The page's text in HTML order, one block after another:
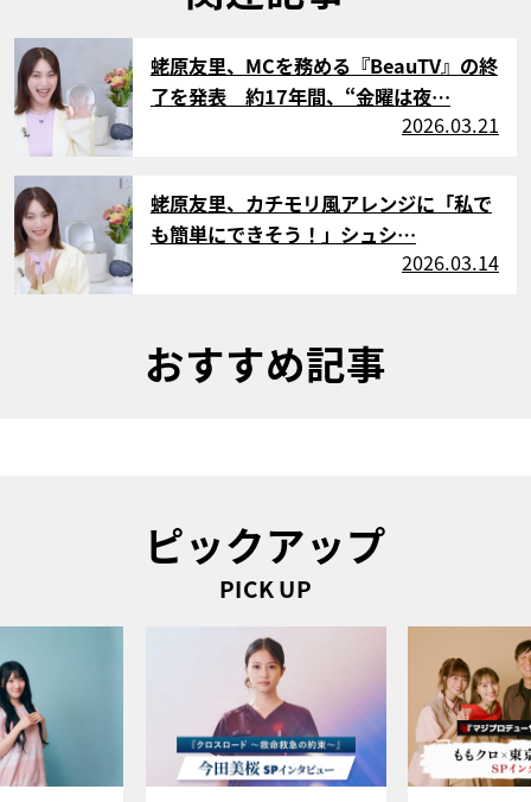
サムネイル
蛯原友里、MCを務める『BeauTV』の終
了を発表 約17年間、“金曜は夜…
2026.03.21
蛯原友里、カチモリ風アレンジに「私で
も簡単にできそう！」シュシ…
2026.03.14
おすすめ記事
ピックアップ
PICK UP